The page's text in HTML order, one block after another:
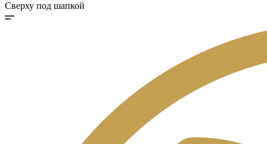
Сверху под шапкой